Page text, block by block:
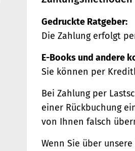
Gedruckte Ratgeber:
Die Zahlung erfolgt
E-Books und andere
Sie können per
Bei Zahlung per
einer Rückbuchung
von Ihnen falsch
Wenn Sie über